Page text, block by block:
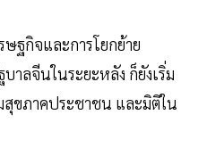
ฐกิจและการโยกย้าย
าลจีนในระยะหลัง ก็ยังเริ่ม
ขภาคประชาชน และมิติใน